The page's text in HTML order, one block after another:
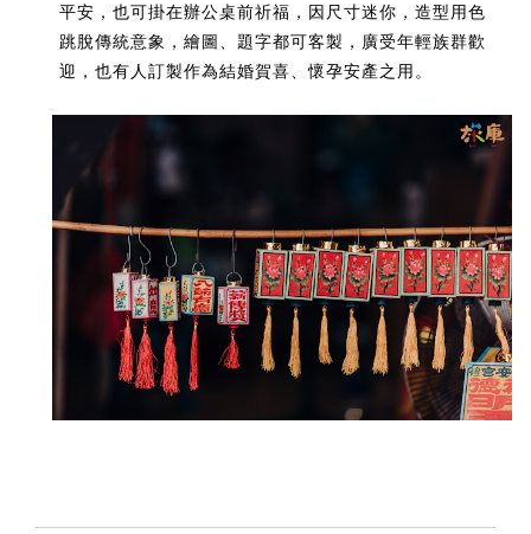
平安，也可掛在辦公桌前祈福，因尺寸迷你，造型用色
跳脫傳統意象，繪圖、題字都可客製，廣受年輕族群歡
迎，也有人訂製作為結婚賀喜、懷孕安產之用。